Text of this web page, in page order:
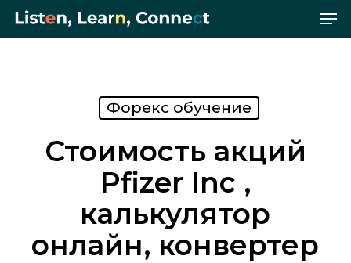
Skip
Форекс обучение
Стоимость акций
Pfizer Inc ,
калькулятор
онлайн, конвертер